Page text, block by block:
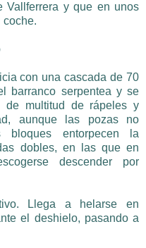
Vallferrera y que en unos
coche.
con una cascada de 70
barranco serpentea y se
de multitud de rápeles y
aunque las pozas no
entorpecen la
dobles, en las que en
descender por
Llega a helarse en
el deshielo, pasando a